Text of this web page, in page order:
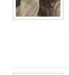
Prahova
Sibiu